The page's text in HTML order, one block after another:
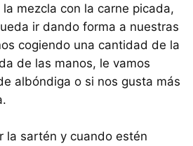
mezcla con la carne picada,
ir dando forma a nuestras
cogiendo una cantidad de la
de las manos, le vamos
albóndiga o si nos gusta más
la sartén y cuando estén